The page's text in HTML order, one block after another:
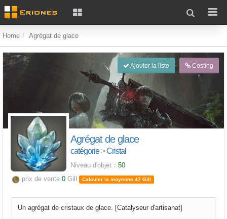
Home Agrégat de glace
Ajouter la liste Costing
Agrégat de glace
catégorie>Cristal
Niveau d'objet： 50
prix de vente 0 Gill Calculer la moyenne 47 Gill
Un agrégat de cristaux de glace. [Catalyseur d'artisanat]